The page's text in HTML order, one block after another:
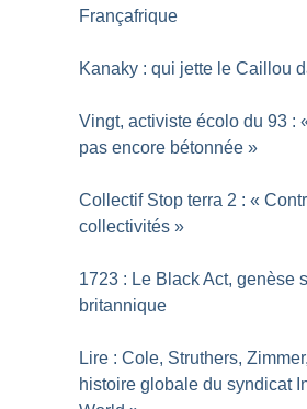
Françafrique
Kanaky : qui jette le Caillou
Vingt, activiste écolo du 93 :
pas encore bétonnée »
Collectif Stop terra 2 : «
collectivités »
1723 : Le Black Act, genèse
britannique
Lire : Cole, Struthers,
histoire globale du syndicat